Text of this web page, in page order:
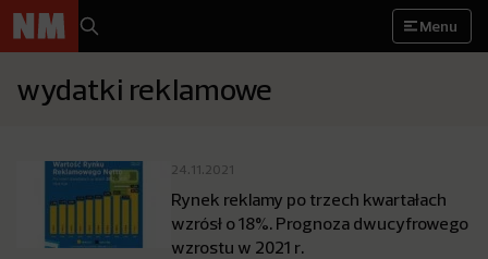
Menu
wydatki reklamowe
24.11.2021
Rynek reklamy po trzech kwartałach
wzrósł o 18%. Prognoza dwucyfrowego
wzrostu w 2021 r.